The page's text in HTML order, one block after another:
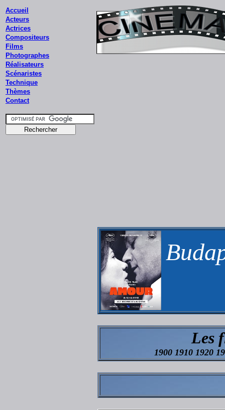
Accueil
Acteurs
Actrices
Compositeurs
Films
Photographes
Réalisateurs
Scénaristes
Technique
Thèmes
Contact
Les
1900 1910 1920